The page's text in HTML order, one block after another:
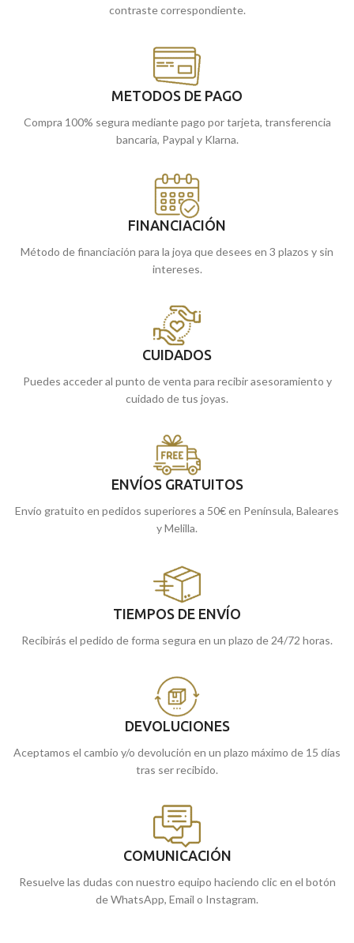
contraste correspondiente.
METODOS DE PAGO
Compra 100% segura mediante pago por tarjeta, transferencia
bancaria, Paypal y Klarna.
FINANCIACIÓN
Método de financiación para la joya que desees en 3 plazos y sin
intereses.
CUIDADOS
Puedes acceder al punto de venta para recibir asesoramiento y
cuidado de tus joyas.
ENVÍOS GRATUITOS
Envío gratuito en pedidos superiores a 50€ en Península, Baleares
y Melilla.
TIEMPOS DE ENVÍO
Recibirás el pedido de forma segura en un plazo de 24/72 horas.
DEVOLUCIONES
Aceptamos el cambio y/o devolución en un plazo máximo de 15 días
tras ser recibido.
COMUNICACIÓN
Resuelve las dudas con nuestro equipo haciendo clic en el botón
de WhatsApp, Email o Instagram.